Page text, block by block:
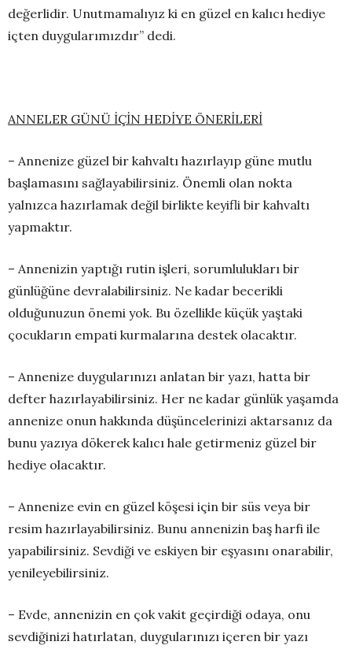
değerlidir. Unutmamalıyız ki en güzel en kalıcı hediye
içten duygularımızdır” dedi.
ANNELER GÜNÜ İÇİN HEDİYE ÖNERİLERİ
– Annenize güzel bir kahvaltı hazırlayıp güne mutlu
başlamasını sağlayabilirsiniz. Önemli olan nokta
yalnızca hazırlamak değil birlikte keyifli bir kahvaltı
yapmaktır.
– Annenizin yaptığı rutin işleri, sorumlulukları bir
günlüğüne devralabilirsiniz. Ne kadar becerikli
olduğunuzun önemi yok. Bu özellikle küçük yaştaki
çocukların empati kurmalarına destek olacaktır.
– Annenize duygularınızı anlatan bir yazı, hatta bir
defter hazırlayabilirsiniz. Her ne kadar günlük yaşamda
annenize onun hakkında düşüncelerinizi aktarsanız da
bunu yazıya dökerek kalıcı hale getirmeniz güzel bir
hediye olacaktır.
– Annenize evin en güzel köşesi için bir süs veya bir
resim hazırlayabilirsiniz. Bunu annenizin baş harfi ile
yapabilirsiniz. Sevdiği ve eskiyen bir eşyasını onarabilir,
yenileyebilirsiniz.
– Evde, annenizin en çok vakit geçirdiği odaya, onu
sevdiğinizi hatırlatan, duygularınızı içeren bir yazı